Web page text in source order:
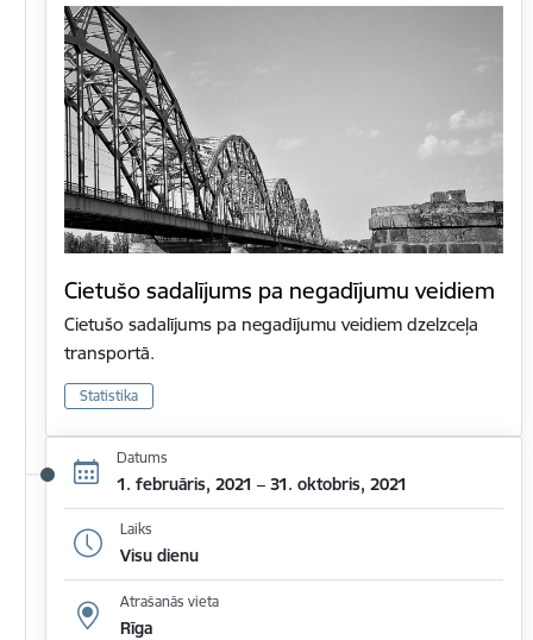
Cietušo sadalījums pa negadījumu veidiem
Cietušo sadalījums pa negadījumu veidiem dzelzceļa
transportā.
Statistika
Datums
1. februāris, 2021 – 31. oktobris, 2021
Laiks
Visu dienu
Atrašanās vieta
Rīga